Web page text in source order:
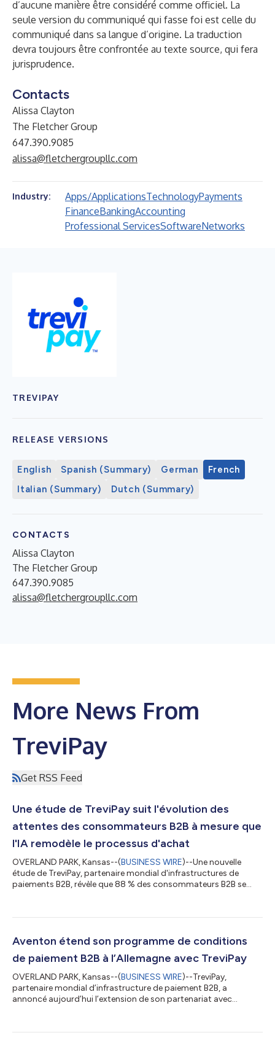
d’aucune manière être considéré comme officiel. La
seule version du communiqué qui fasse foi est celle du
communiqué dans sa langue d’origine. La traduction
devra toujours être confrontée au texte source, qui fera
jurisprudence.
Contacts
Alissa Clayton
The Fletcher Group
647.390.9085
alissa@fletchergroupllc.com
Industry: Apps/ApplicationsTechnologyPayments
FinanceBankingAccounting
Professional ServicesSoftwareNetworks
TREVIPAY
RELEASE VERSIONS
English Spanish (Summary) German
French
Italian (Summary)
Dutch (Summary)
CONTACTS
Alissa Clayton
The Fletcher Group
647.390.9085
alissa@fletchergroupllc.com
More News From
TreviPay
Get RSS Feed
Une étude de TreviPay suit l'évolution des
attentes des consommateurs B2B à mesure que
l'IA remodèle le processus d'achat
OVERLAND PARK, Kansas--(BUSINESS WIRE)--Une nouvelle
étude de TreviPay, partenaire mondial d'infrastructures de
paiements B2B, révèle que 88 % des consommateurs B2B se
attachent davantage d'importance à l'efficacité et à la
au long du processus d'achat, de paiement et de facturation ;
leur fidélité dépend donc de...
Aventon étend son programme de conditions
de paiement B2B à l’Allemagne avec TreviPay
OVERLAND PARK, Kansas--(BUSINESS WIRE)--TreviPay,
partenaire mondial d’infrastructure de paiement B2B, a
annoncé aujourd’hui l’extension de son partenariat avec
programme existant d’Aventon aux États-Unis et au Canada,